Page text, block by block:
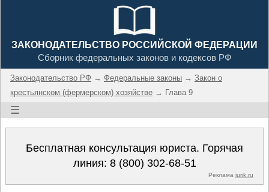
ЗАКОНОДАТЕЛЬСТВО РОССИЙСКОЙ ФЕДЕРАЦИИ
Сборник федеральных законов и кодексов РФ
Законодательство РФ → Федеральные законы → Закон о
крестьянском (фермерском) хозяйстве → Глава 9
☰
Бесплатная консультация юриста. Горячая
линия: 8 (800) 302-68-51
Реклама jurik.ru